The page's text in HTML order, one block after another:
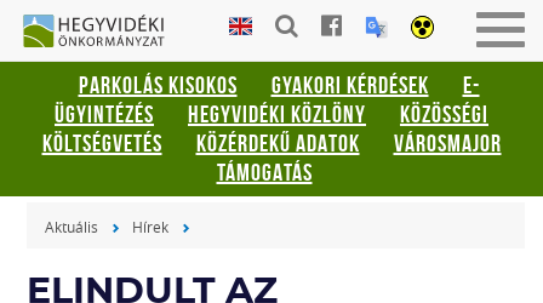
Gyorsbillentyűk
listája
Keresés:
"S"
Bejelentkezés:
be-
HEGYVIDÉKI
ÖNKORMÁNYZAT
PARKOLÁS KISOKOS GYAKORI KÉRDÉSEK
E-
ÜGYINTÉZÉS
HEGYVIDÉKI KÖZLÖNY
KÖZÖSSÉGI
KÖLTSÉGVETÉS
KÖZÉRDEKŰ ADATOK
VÁROSMAJOR
TÁMOGATÁS
Aktuális Hírek
ELINDULT AZ